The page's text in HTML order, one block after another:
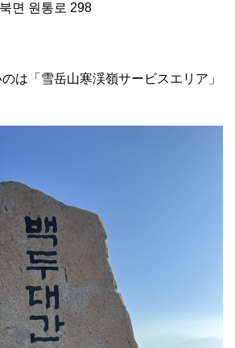
면 원통로 298
は「雪岳山寒渓嶺サービスエリア」